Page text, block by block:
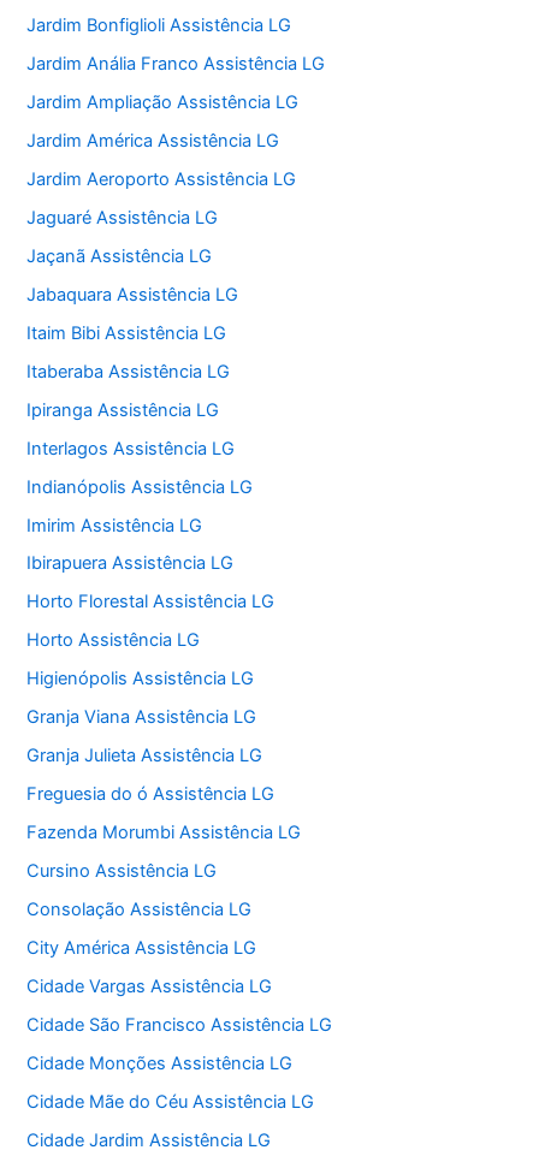
Jardim Bonfiglioli Assistência LG
Jardim Anália Franco Assistência LG
Jardim Ampliação Assistência LG
Jardim América Assistência LG
Jardim Aeroporto Assistência LG
Jaguaré Assistência LG
Jaçanã Assistência LG
Jabaquara Assistência LG
Itaim Bibi Assistência LG
Itaberaba Assistência LG
Ipiranga Assistência LG
Interlagos Assistência LG
Indianópolis Assistência LG
Imirim Assistência LG
Ibirapuera Assistência LG
Horto Florestal Assistência LG
Horto Assistência LG
Higienópolis Assistência LG
Granja Viana Assistência LG
Granja Julieta Assistência LG
Freguesia do ó Assistência LG
Fazenda Morumbi Assistência LG
Cursino Assistência LG
Consolação Assistência LG
City América Assistência LG
Cidade Vargas Assistência LG
Cidade São Francisco Assistência LG
Cidade Monções Assistência LG
Cidade Mãe do Céu Assistência LG
Cidade Jardim Assistência LG